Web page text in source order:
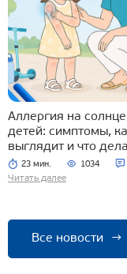
Аллергия на
детей: симптомы,
выглядит и что
23 мин. 1034
Читать далее
Все новости →